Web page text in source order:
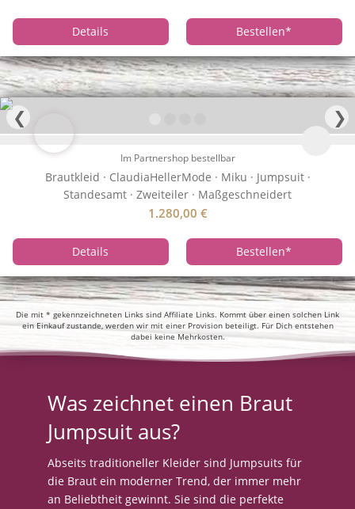
Details Bestellen*
❮ ❯
Im Partnershop bestellbar
Brautkleid · ClaudiaHellerMode · Miku · Jumpsuit ·
Standesamt · Zweiteiler · Maßgeschneidert
1.280,00 €
Details Bestellen*
Die mit * gekennzeichneten Links sind Affiliate Links. Kommt über einen solchen Link
ein Einkauf zustande, werden wir mit einer Provision beteiligt. Für Dich entstehen
dabei keine Mehrkosten.
Was zeichnet einen Braut
Jumpsuit aus?
Abseits traditioneller Kleider sind Jumpsuits für
die Braut ein moderner Trend, der immer mehr
an Beliebtheit gewinnt. Sie sind die perfekte